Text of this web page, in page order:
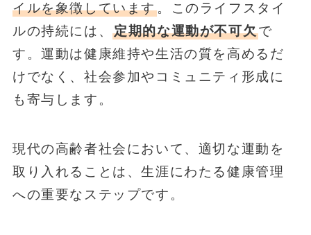
イルを象徴しています。このライフスタイ
ルの持続には、定期的な運動が不可欠で
す。運動は健康維持や生活の質を高めるだ
けでなく、社会参加やコミュニティ形成に
も寄与します。
現代の高齢者社会において、適切な運動を
取り入れることは、生涯にわたる健康管理
への重要なステップです。